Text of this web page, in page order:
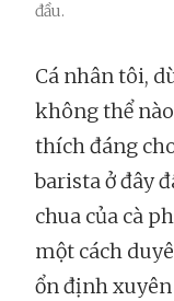
đầu.
Cá nhân tôi,
không thể
thích đáng
barista ở đây
chua của cà
một cách
ổn định